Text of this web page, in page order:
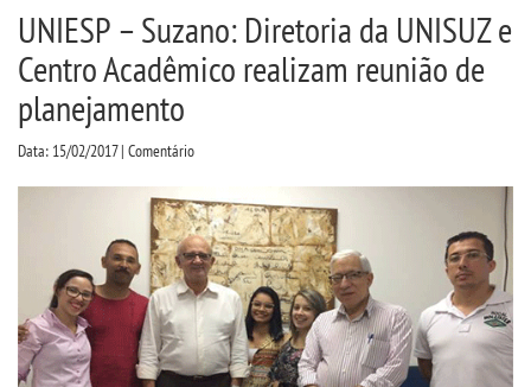
BIBLIOTECA
CPA
CPSA
CURSOS
BACHARELADOS
UNIESP – Suzano: Diretoria da UNISUZ e
Centro Acadêmico realizam reunião de
planejamento
Data: 15/02/2017 | Comentário